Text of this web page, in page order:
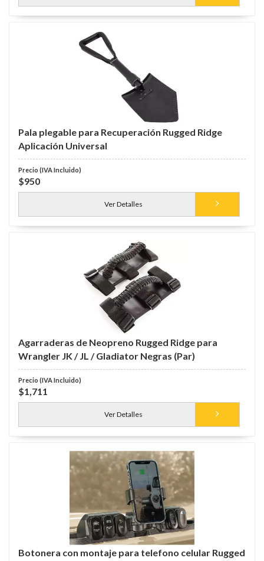
Pala plegable para Recuperación Rugged Ridge
Aplicación Universal
$950
Ver Detalles
Agarraderas de Neopreno Rugged Ridge para
Wrangler JK / JL / Gladiator Negras (Par)
$1,711
Ver Detalles
Botonera con montaje para telefono celular Rugged